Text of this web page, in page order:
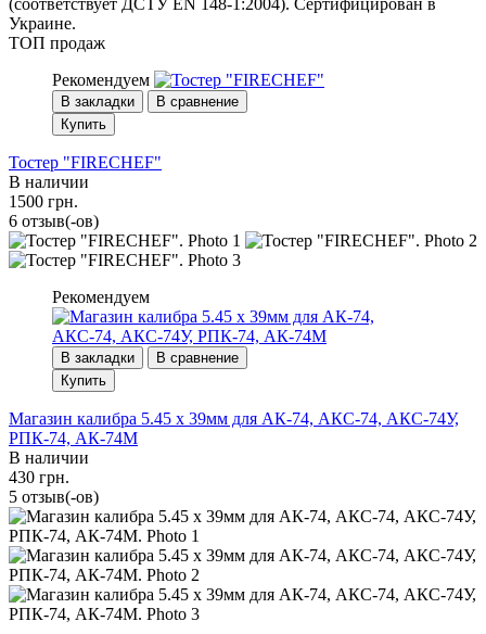
Украине.
ТОП продаж
Рекомендуем
В закладки
В сравнение
Купить
Тостер "FIRECHEF"
В наличии
1500 грн.
6 отзыв(-ов)
Рекомендуем
В закладки
В сравнение
Купить
Магазин калибра 5.45 х 39мм для АК-74, АКС-74, АКС-74У,
РПК-74, АК-74М
В наличии
430 грн.
5 отзыв(-ов)